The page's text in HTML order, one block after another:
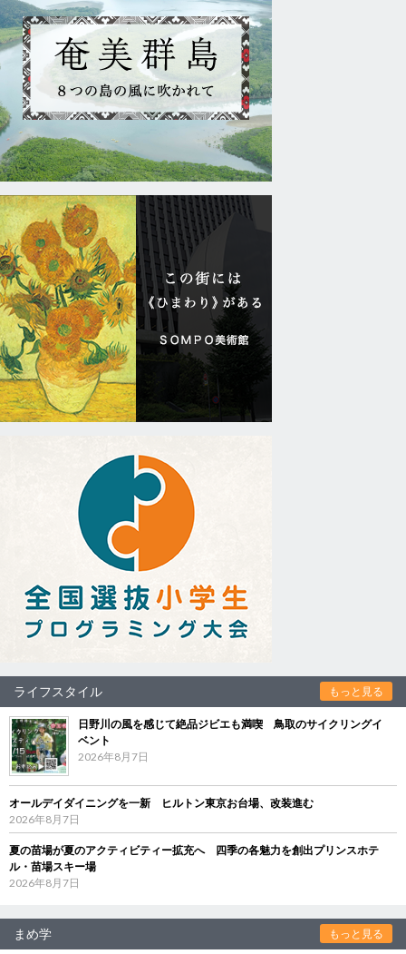
ライフスタイル もっと見る
日野川の風を感じて絶品ジビエも満喫 鳥取のサイクリングイ
ベント
2026年8月7日
オールデイダイニングを一新 ヒルトン東京お台場、改装進む
2026年8月7日
夏の苗場が夏のアクティビティー拡充へ 四季の各魅力を創出プリンスホテ
ル・苗場スキー場
2026年8月7日
まめ学 もっと見る